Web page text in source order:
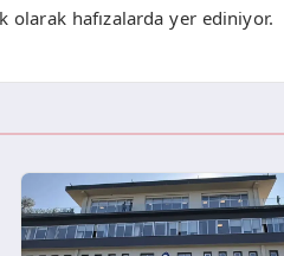
hafızalarda yer ediniyor.